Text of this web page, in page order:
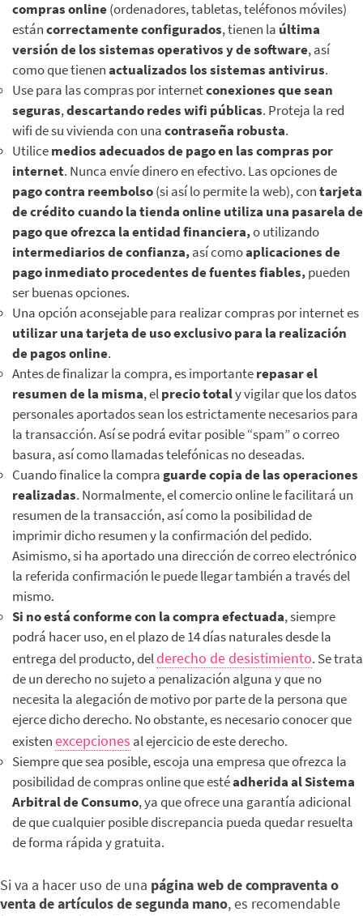
compras online(ordenadores, tabletas, teléfonos móviles)
estáncorrectamente configurados, tienen la última
versión de los sistemas operativos y de software, así
como que tienenactualizados los sistemas antivirus.
Use para las compras por internetconexiones que sean
seguras,descartando redes wifi públicas. Proteja la red
wifi de su vivienda con unacontraseña robusta.
Utilicemedios adecuados de pago en las compras por
internet. Nunca envíe dinero en efectivo. Las opciones de
pago contra reembolso(si así lo permite la web), contarjeta
de crédito cuando la tienda online utiliza una pasarela de
pago que ofrezca la entidad financiera,o utilizando
intermediarios de confianza,así comoaplicaciones de
pago inmediato procedentes de fuentes fiables,pueden
ser buenas opciones.
Una opción aconsejable para realizar compras por internet es
utilizar una tarjeta de uso exclusivo para la realización
de pagos online.
Antes de finalizar la compra, es importanterepasar el
resumen de la misma, elprecio totaly vigilar que los datos
personales aportados sean los estrictamente necesarios para
la transacción. Así se podrá evitar posible “spam” o correo
basura, así como llamadas telefónicas no deseadas.
Cuando finalice la compraguarde copia de las operaciones
realizadas. Normalmente, el comercio online le facilitará un
resumen de la transacción, así como la posibilidad de
imprimir dicho resumen y la confirmación del pedido.
Asimismo, si ha aportado una dirección de correo electrónico
la referida confirmación le puede llegar también a través del
mismo.
Si no está conforme con la compra efectuada, siempre
podrá hacer uso, en el plazo de 14 días naturales desde la
entrega del producto, delderecho de desistimiento. Se trata
de un derecho no sujeto a penalización alguna y que no
necesita la alegación de motivo por parte de la persona que
ejerce dicho derecho. No obstante, es necesario conocer que
existenexcepciones al ejercicio de este derecho.
Siempre que sea posible, escoja una empresa que ofrezca la
posibilidad de compras online que estéadherida al Sistema
Arbitral de Consumo, ya que ofrece una garantía adicional
de que cualquier posible discrepancia pueda quedar resuelta
de forma rápida y gratuita.
Si va a hacer uso de una página web de compraventa o
venta de artículos de segunda mano, es recomendable